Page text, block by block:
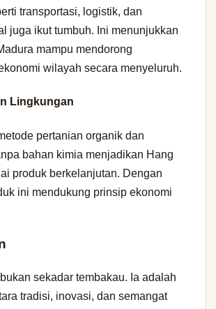
transportasi, logistik, dan
juga ikut tumbuh. Ini menunjukkan
mampu mendorong
wilayah secara menyeluruh.
Lingkungan
pertanian organik dan
bahan kimia menjadikan Hang
produk berkelanjutan. Dengan
ini mendukung prinsip ekonomi
sekadar tembakau. Ia adalah
tradisi, inovasi, dan semangat